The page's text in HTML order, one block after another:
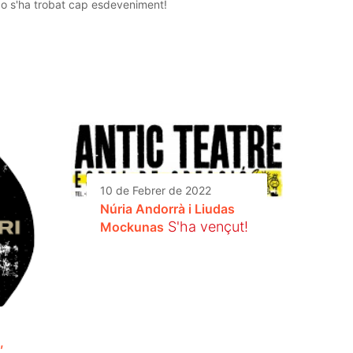
s'ha trobat cap esdeveniment!
10 de Febrer de 2022
Núria Andorrà i Liudas
Mockunas S'ha vençut!